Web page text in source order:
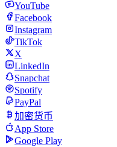
YouTube
Facebook
Instagram
TikTok
X
LinkedIn
Snapchat
Spotify
PayPal
加密货币
App Store
Google Play